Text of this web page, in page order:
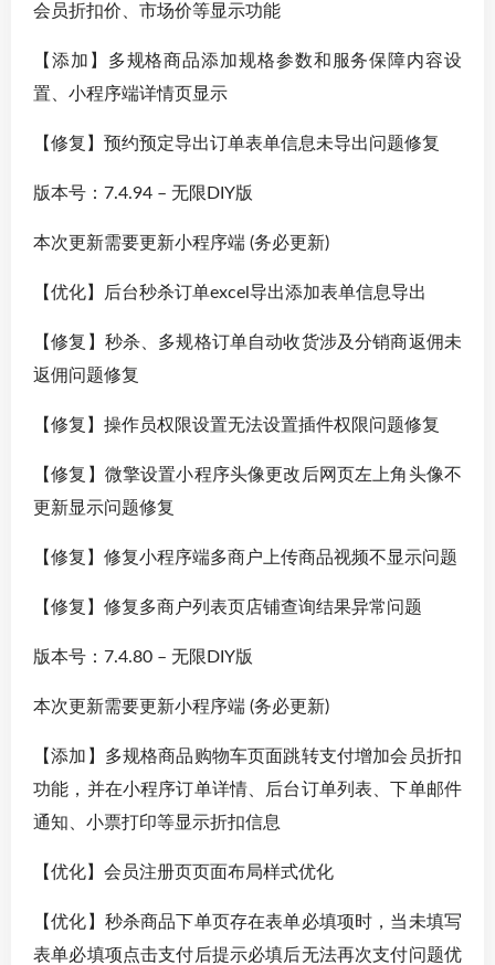
会员折扣价、市场价等显示功能
【添加】多规格商品添加规格参数和服务保障内容设
置、小程序端详情页显示
【修复】预约预定导出订单表单信息未导出问题修复
版本号：7.4.94 – 无限DIY版
本次更新需要更新小程序端 (务必更新)
【优化】后台秒杀订单excel导出添加表单信息导出
【修复】秒杀、多规格订单自动收货涉及分销商返佣未
返佣问题修复
【修复】操作员权限设置无法设置插件权限问题修复
【修复】微擎设置小程序头像更改后网页左上角头像不
更新显示问题修复
【修复】修复小程序端多商户上传商品视频不显示问题
【修复】修复多商户列表页店铺查询结果异常问题
版本号：7.4.80 – 无限DIY版
本次更新需要更新小程序端 (务必更新)
【添加】多规格商品购物车页面跳转支付增加会员折扣
功能，并在小程序订单详情、后台订单列表、下单邮件
通知、小票打印等显示折扣信息
【优化】会员注册页页面布局样式优化
【优化】秒杀商品下单页存在表单必填项时，当未填写
表单必填项点击支付后提示必填后无法再次支付问题优